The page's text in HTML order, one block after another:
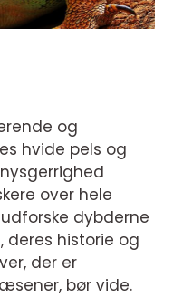
og
hvide pels og
over hele
dybderne
deres historie og
der er
bør vide.